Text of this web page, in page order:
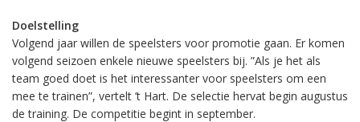
Doelstelling
Volgend jaar willen de speelsters voor promotie gaan. Er komen
volgend seizoen enkele nieuwe speelsters bij. ”Als je het als
team goed doet is het interessanter voor speelsters om een
mee te trainen”, vertelt ’t Hart. De selectie hervat begin augustus
de training. De competitie begint in september.